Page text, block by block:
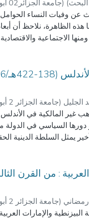
جامعة الجزائر02 أبو القاسم سعد الله)
عن وفيات النساء
الظاهرة، نلاحظ أن
الاجتماعية
ثم تحليل الأسباب التي
الحية، ولا نستطيع
أو أسباب يمكن
إلى تخلف المجتمع. لذلك
معدلات وفيات الأمهات
أن تكون معروفة لأنها
الاجتماعية والاقتصادية
معدلات
والأطباء المختصين في
الحوامل والأمهات
والديمغرافية
هذه الخلفيات ليس لها
يعني إهمال هذا الجزء
الوفاة التي يمكن أن
جامعة الجزائر 2 أبو القاسم سعد الله) الجليل
ثم ماهو دورها السياسي في
يمثل السلطة الدينية
إلى أهم
تاريخية، وكذا قد
فإن الأندلس قد
الذين كانوا
إلى وحدة الأندلس
: من القرن
جامعة الجزائر 2 أبو القاسم سعد الله)
البيزنطية والإمارات